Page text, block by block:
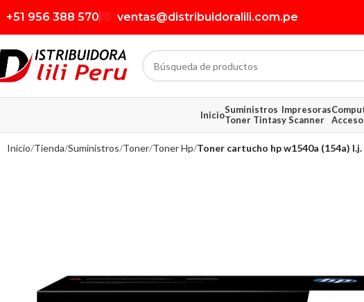
+51 956 388 570 ventas@distribuidoralili.com.pe
InicioSuministros
Toner Tintas
Impresoras
y Scanner
Inicio Tienda Suministros Toner Toner Hp Toner cartucho hp w1540a (154a) l.j.